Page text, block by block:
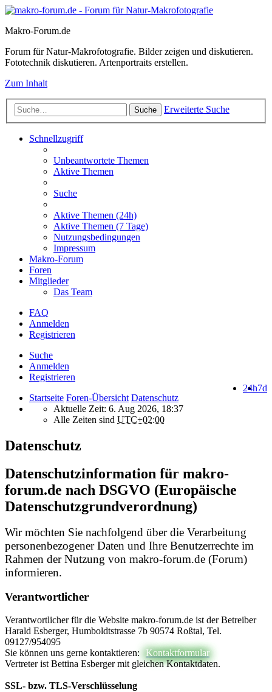
Makro-Forum.de
Forum für Natur-Makrofotografie. Bilder zeigen und diskutieren.
Fototechnik diskutieren. Artenportraits erstellen.
Zum Inhalt
Suche Erweiterte Suche
Schnellzugriff
Unbeantwortete Themen
Aktive Themen
Suche
Aktive Themen (24h)
Aktive Themen (7 Tage)
Nutzungsbedingungen
Impressum
Makro-Forum
Foren
Mitglieder
Das Team
FAQ
Anmelden
Registrieren
Suche
Anmelden
Registrieren
7d
24h
Startseite Foren-Übersicht Datenschutz
Aktuelle Zeit: 6. Aug 2026, 18:37
Alle Zeiten sind UTC+02:00
Datenschutz
Datenschutzinformation für makro-
forum.de nach DSGVO (Europäische
Datenschutzgrundverordnung)
Wir möchten Sie nachfolgend über die Verarbeitung
personenbezogener Daten und Ihre Benutzerrechte im
Rahmen der Nutzung von makro-forum.de (Forum)
informieren.
Verantwortlicher
Verantwortlicher für die Website makro-forum.de ist der Betreiber
Harald Esberger, Humboldtstrasse 7b 90574 Roßtal, Tel.
09127/954095
Sie können uns gerne kontaktieren:
Kontaktformular
Vertreter ist Bettina Esberger mit gleichen Kontaktdaten.
SSL- bzw. TLS-Verschlüsselung